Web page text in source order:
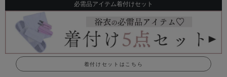
必需品アイテム着付けセット
着付けセットはこちら